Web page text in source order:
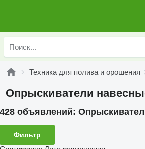
Техника для полива и орошения
Опрыскиватели
428 объявлений:
Фильтр